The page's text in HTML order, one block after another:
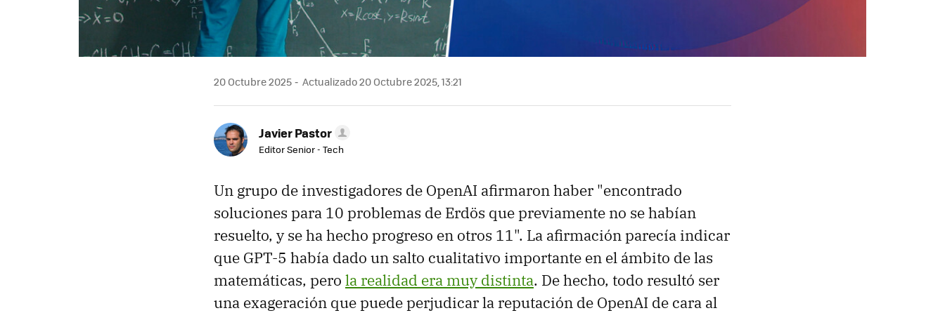
20 Octubre 2025 Actualizado 20 Octubre 2025, 13:21
Javier Pastor
Editor Senior - Tech
Un grupo de investigadores de OpenAI afirmaron haber "encontrado
soluciones para 10 problemas de Erdös que previamente no se habían
resuelto, y se ha hecho progreso en otros 11". La afirmación parecía indicar
que GPT-5 había dado un salto cualitativo importante en el ámbito de las
matemáticas, pero la realidad era muy distinta. De hecho, todo resultó ser
una exageración que puede perjudicar la reputación de OpenAI de cara al